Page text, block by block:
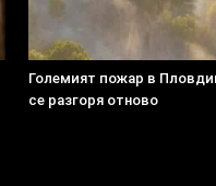
Големият пожар в
се разгоря отново